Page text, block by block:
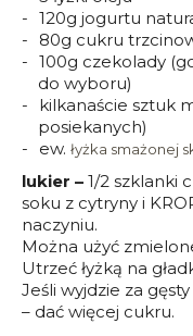
120g jogurtu
80g cukru
100g czekolady
do wyboru)
kilkanaście sztuk
posiekanych)
ew. łyżka smażonej
lukier – 1/2 szklanki
soku z cytryny i
naczyniu.
Można użyć
Utrzeć łyżką na
Jeśli wyjdzie za
– dać więcej cukru.